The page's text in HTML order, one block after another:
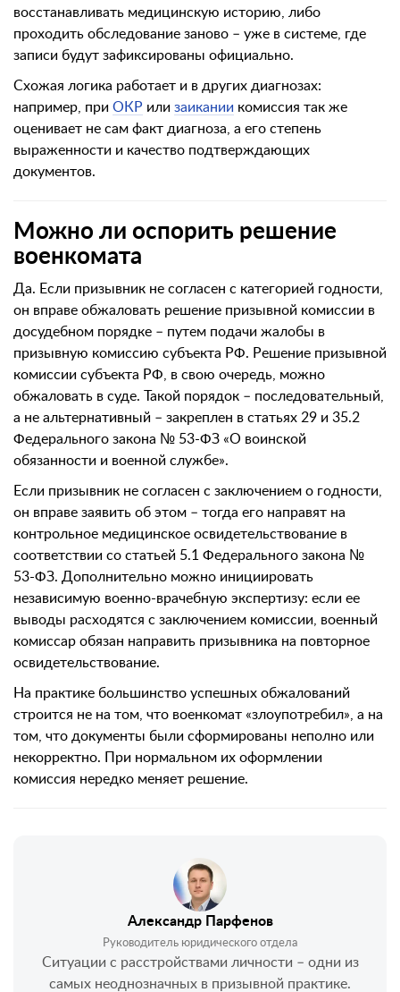
восстанавливать медицинскую историю, либо
проходить обследование заново – уже в системе, где
записи будут зафиксированы официально.
Схожая логика работает и в других диагнозах:
например, при ОКР или заикании комиссия так же
оценивает не сам факт диагноза, а его степень
выраженности и качество подтверждающих
документов.
Можно ли оспорить решение
военкомата
Да. Если призывник не согласен с категорией годности,
он вправе обжаловать решение призывной комиссии в
досудебном порядке – путем подачи жалобы в
призывную комиссию субъекта РФ. Решение призывной
комиссии субъекта РФ, в свою очередь, можно
обжаловать в суде. Такой порядок – последовательный,
а не альтернативный – закреплен в статьях 29 и 35.2
Федерального закона № 53-ФЗ «О воинской
обязанности и военной службе».
Если призывник не согласен с заключением о годности,
он вправе заявить об этом – тогда его направят на
контрольное медицинское освидетельствование в
соответствии со статьей 5.1 Федерального закона №
53-ФЗ. Дополнительно можно инициировать
независимую военно-врачебную экспертизу: если ее
выводы расходятся с заключением комиссии, военный
комиссар обязан направить призывника на повторное
освидетельствование.
На практике большинство успешных обжалований
строится не на том, что военкомат «злоупотребил», а на
том, что документы были сформированы неполно или
некорректно. При нормальном их оформлении
комиссия нередко меняет решение.
Александр Парфенов
Руководитель юридического отдела
Ситуации с расстройствами личности – одни из
самых неоднозначных в призывной практике.